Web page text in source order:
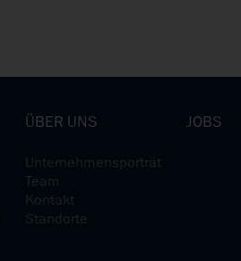
ÜBER UNS
Unternehmensporträt
Team
Kontakt
Standorte
JOBS